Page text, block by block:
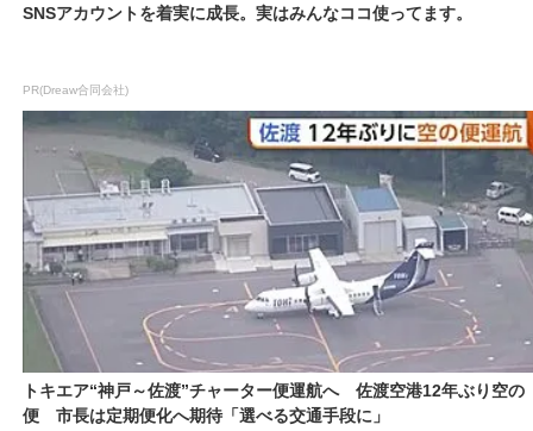
SNSアカウントを着実に成長。実はみんなココ使ってます。
PR(Dreaw合同会社)
トキエア“神戸～佐渡”チャーター便運航へ 佐渡空港12年ぶり空の
便 市長は定期便化へ期待「選べる交通手段に」